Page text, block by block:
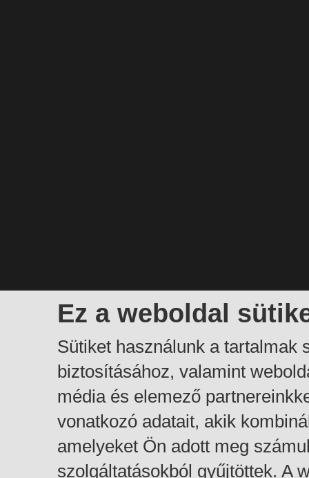
Ez a weboldal
Sütiket használunk a tartalmak
biztosításához, valamint
média és elemező
vonatkozó adatait, akik
amelyeket Ön adott meg
szolgáltatásokból gyűjtöttek. A